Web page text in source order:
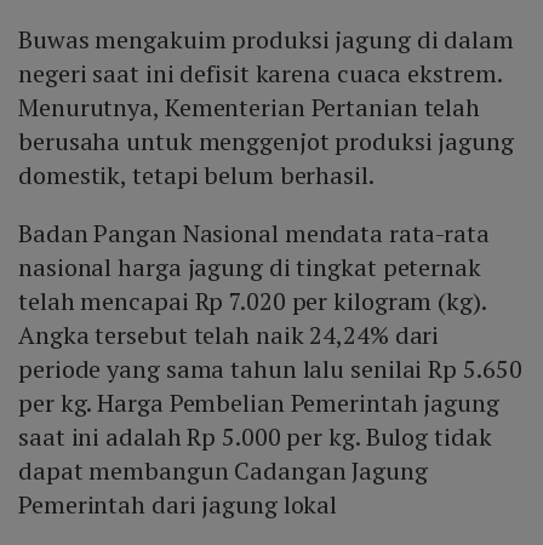
Buwas mengakuim produksi jagung di dalam
negeri saat ini defisit karena cuaca ekstrem.
Menurutnya, Kementerian Pertanian telah
berusaha untuk menggenjot produksi jagung
domestik, tetapi belum berhasil.
Badan Pangan Nasional mendata rata-rata
nasional harga jagung di tingkat peternak
telah mencapai Rp 7.020 per kilogram (kg).
Angka tersebut telah naik 24,24% dari
periode yang sama tahun lalu senilai Rp 5.650
per kg. Harga Pembelian Pemerintah jagung
saat ini adalah Rp 5.000 per kg. Bulog tidak
dapat membangun Cadangan Jagung
Pemerintah dari jagung lokal